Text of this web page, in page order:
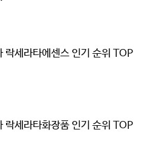
락세라타에센스 인기 순위 TOP
락세라타화장품 인기 순위 TOP